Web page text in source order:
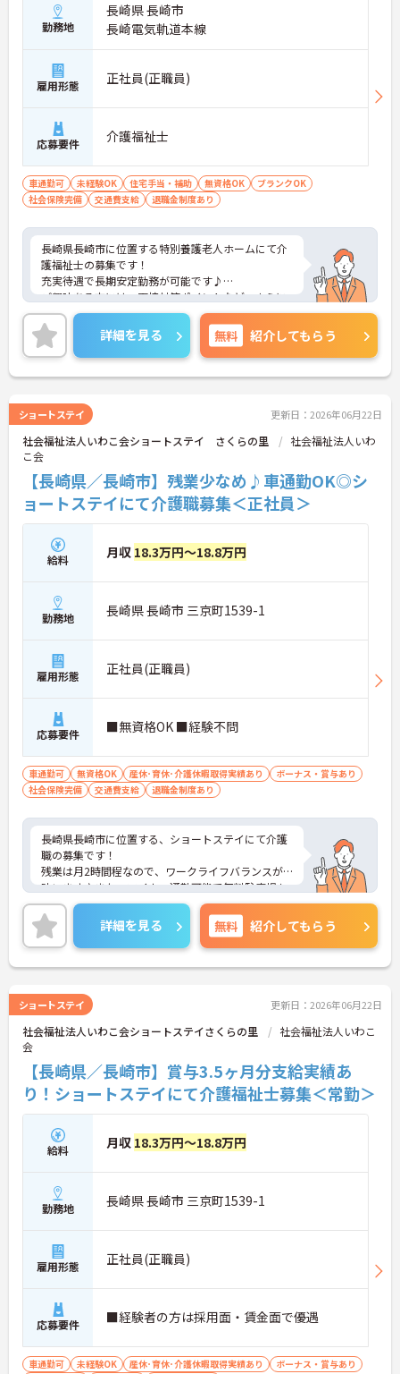
勤務地
長崎県 長崎市
長崎電気軌道本線
雇用形態 正社員(正職員)
応募要件 介護福祉士
車通勤可 未経験OK 住宅手当・補助 無資格OK
ブランクOK
社会保険完備
交通費支給 退職金制度あり
長崎県長崎市に位置する特別養護老人ホームにて介
護福祉士の募集です！
充実待遇で長期安定勤務が可能です♪
ご興味ある方には、面接対策ポイントなど、さらに
詳細をお話しいたしますのでお気軽にご相談くださ
い！
詳細を見る 無料 紹介してもらう
ショートステイ 更新日：2026年06月22日
社会福祉法人いわこ会ショートステイ さくらの里
社会福祉法人いわ
こ会
【長崎県／長崎市】残業少なめ♪車通勤OK◎シ
ョートステイにて介護職募集＜正社員＞
給料 月収 18.3万円～18.8万円
勤務地 長崎県 長崎市 三京町1539-1
雇用形態 正社員(正職員)
応募要件 ■無資格OK ■経験不問
車通勤可 無資格OK 産休･育休･介護休暇取得実績あり
ボーナス・賞与あり
社会保険完備
交通費支給 退職金制度あり
長崎県長崎市に位置する、ショートステイにて介護
職の募集です！
残業は月2時間程なので、ワークライフバランスが
叶います♪また、マイカー通勤可能で無料駐車場も
あるので通勤らくらくです◎
ご興味のある方には、面接対策ポイントなど、さら
に詳細をお話しいたしますのでお気軽にご相談くだ
さい！
詳細を見る 無料 紹介してもらう
ショートステイ 更新日：2026年06月22日
社会福祉法人いわこ会ショートステイさくらの里
社会福祉法人いわこ
会
【長崎県／長崎市】賞与3.5ヶ月分支給実績あ
り！ショートステイにて介護福祉士募集＜常勤＞
給料 月収 18.3万円～18.8万円
勤務地 長崎県 長崎市 三京町1539-1
雇用形態 正社員(正職員)
応募要件 ■経験者の方は採用面・賃金面で優遇
車通勤可 未経験OK 産休･育休･介護休暇取得実績あり
ボーナス・賞与あり